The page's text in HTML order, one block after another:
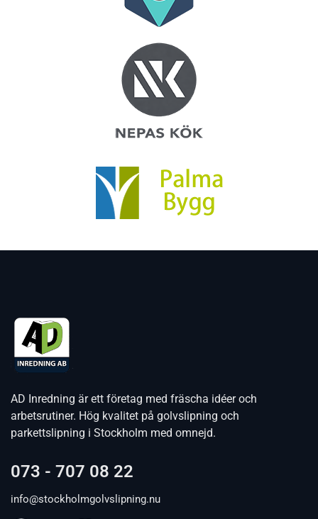
AD Inredning är ett företag med fräscha idéer och
arbetsrutiner. Hög kvalitet på golvslipning och
parkettslipning i Stockholm med omnejd.
073 - 707 08 22
info@stockholmgolvslipning.nu